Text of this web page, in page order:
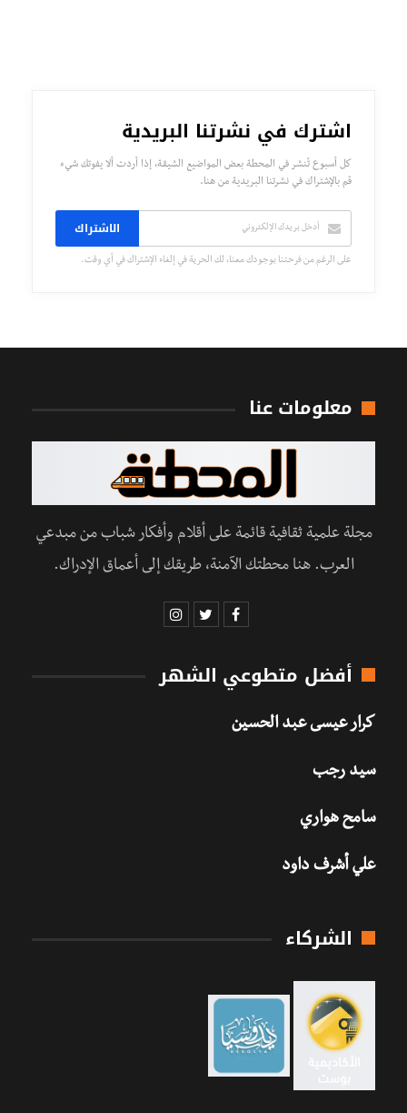
اشترك في نشرتنا البريدية
كل أسبوع تُنشر في المحطة بعض المواضيع الشيقة، إذا أردت ألا يفوتك شيء
قم بالإشتراك في نشرتنا البريدية من هنا.
الاشتراك
على الرغم من فرحتنا بوجودك معنا، لك الحرية في إلغاء الإشتراك في أي وقت.
معلومات عنا
مجلة علمية ثقافية قائمة على أقلام وأفكار شباب من مبدعي
العرب. هنا محطتك الآمنة، طريقك إلى أعماق الإدراك.
أفضل متطوعي الشهر
كرار عيسى عبد الحسين
سيد رجب
سامح هواري
علي أشرف داود
الشركاء